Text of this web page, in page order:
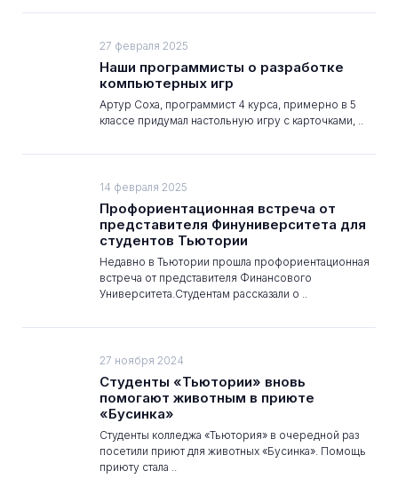
27 февраля 2025
Наши программисты о разработке
компьютерных игр
Артур Соха, программист 4 курса, примерно в 5
классе придумал настольную игру с карточками, ..
14 февраля 2025
Профориентационная встреча от
представителя Финуниверситета для
студентов Тьютории
Недавно в Тьютории прошла профориентационная
встреча от представителя Финансового
Университета.Студентам рассказали о ..
27 ноября 2024
Студенты «Тьютории» вновь
помогают животным в приюте
«Бусинка»
Студенты колледжа «Тьютория» в очередной раз
посетили приют для животных «Бусинка». Помощь
приюту стала ..